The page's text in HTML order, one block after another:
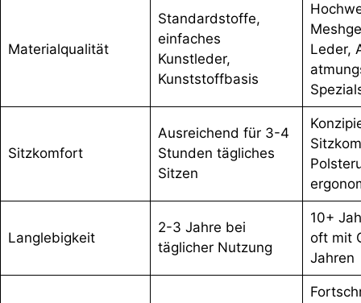
Materialqualität
Standardstoffe,
einfaches
Kunstleder,
Kunststoffbasis
Leder,
Sitzkomfort
Ausreichend für 3-4
Stunden tägliches
Sitzen
Langlebigkeit
2-3 Jahre bei
täglicher Nutzung
10+
oft mit
Jahren